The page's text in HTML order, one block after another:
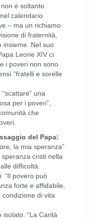
non è soltanto
calendario
– ma un richiamo
di fraternità,
insieme. Nel suo
Leone XIV ci
i poveri non sono
“fratelli e sorelle
una
per i poveri”,
che
del Papa:
la mia speranza”
cristi nella
difficoltà.
“Il povero può
forte e affidabile,
di vita
“La Carità